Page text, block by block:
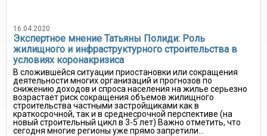
16.04.2020
Экспертное мнение Татьяны Полиди: Роль
жилищного и инфраструктурного строительства в
условиях коронакризиса
В сложившейся ситуации приостановки или сокращения
деятельности многих организаций и прогнозов по
снижению доходов и спроса населения на жилье серьезно
возрастает риск сокращения объемов жилищного
строительства частными застройщиками как в
краткосрочной, так и в среднесрочной перспективе (на
новый строительный цикл в 3-5 лет) Важно отметить, что
сегодня многие регионы уже прямо запретили...